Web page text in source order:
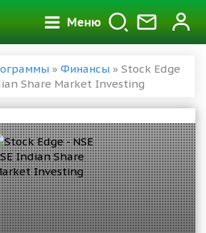
Меню
» Финансы » Stock Edge
Share Market Investing